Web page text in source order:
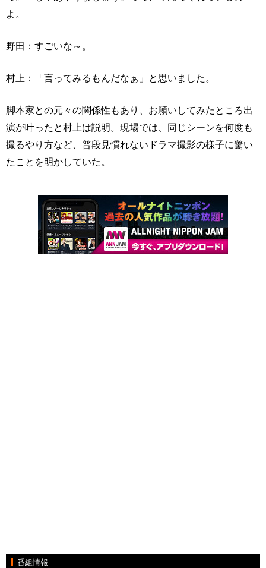
よ。
野田：すごいな～。
村上：「言ってみるもんだなぁ」と思いました。
脚本家との元々の関係性もあり、お願いしてみたところ出
演が叶ったと村上は説明。現場では、同じシーンを何度も
撮るやり方など、普段見慣れないドラマ撮影の様子に驚い
たことを明かしていた。
番組情報